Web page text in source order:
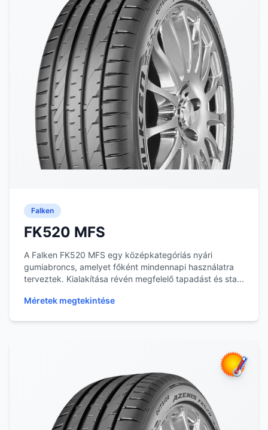
Falken
FK520 MFS
A Falken FK520 MFS egy középkategóriás nyári
gumiabroncs, amelyet főként mindennapi használatra
terveztek. Kialakítása révén megfelelő tapadást és sta...
Méretek megtekintése